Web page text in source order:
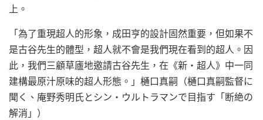
上。
「為了重現超人的形象，成田亨的設計固然重要，但如果不
是古谷先生的體型，超人就不會是我們現在看到的超人。因
此，我們三顧草廬地邀請古谷先生，在《新・超人》中一同
建構最原汁原味的超人形態。」樋口真嗣（樋口真嗣監督に
聞く、庵野秀明氏とシン・ウルトラマンで目指す「断絶の
解消」）